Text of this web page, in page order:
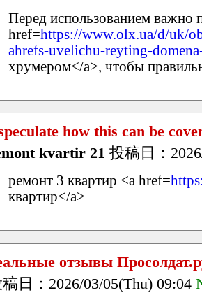
Перед использованием важно
href=https://www.olx.ua/d/uk/
ahrefs-uvelichu-reyting-
хрумером</a>, чтобы
how this can be
kvartir 21 投稿日：
ремонт 3 квартир <a href=
квартир</a>
отзывы
日：2026/03/05(Thu) 09:04